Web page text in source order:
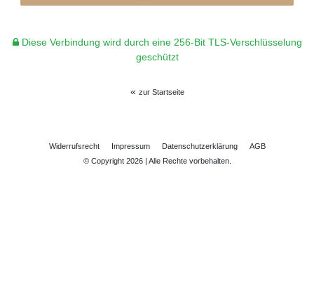
Diese Verbindung wird durch eine 256-Bit TLS-Verschlüsselung
geschützt
« zur Startseite
Widerrufs­recht Impressum Daten­schutz­erklärung
AGB
© Copyright 2026 | Alle Rechte vorbehalten.